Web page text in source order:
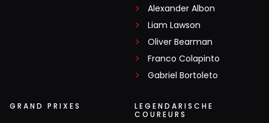
Alexander Albon
Liam Lawson
Oliver Bearman
Franco Colapinto
Gabriel Bortoleto
GRAND PRIXES
LEGENDARISCHE
COUREURS